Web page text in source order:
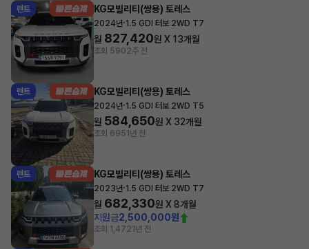
렌트 KG모빌리티(쌍용) 토레스
2024년·1.5 GDI 터보 2WD T7
월 827,420원 X 13개월
조회 5902주 전
렌트 KG모빌리티(쌍용) 토레스
2024년·1.5 GDI 터보 2WD T5
월 584,650원 X 32개월
조회 6951년 전
렌트 KG모빌리티(쌍용) 토레스
2023년·1.5 GDI 터보 2WD T7
월 682,330원 X8개월
지원금2,500,000원
조회 1,4721년 전